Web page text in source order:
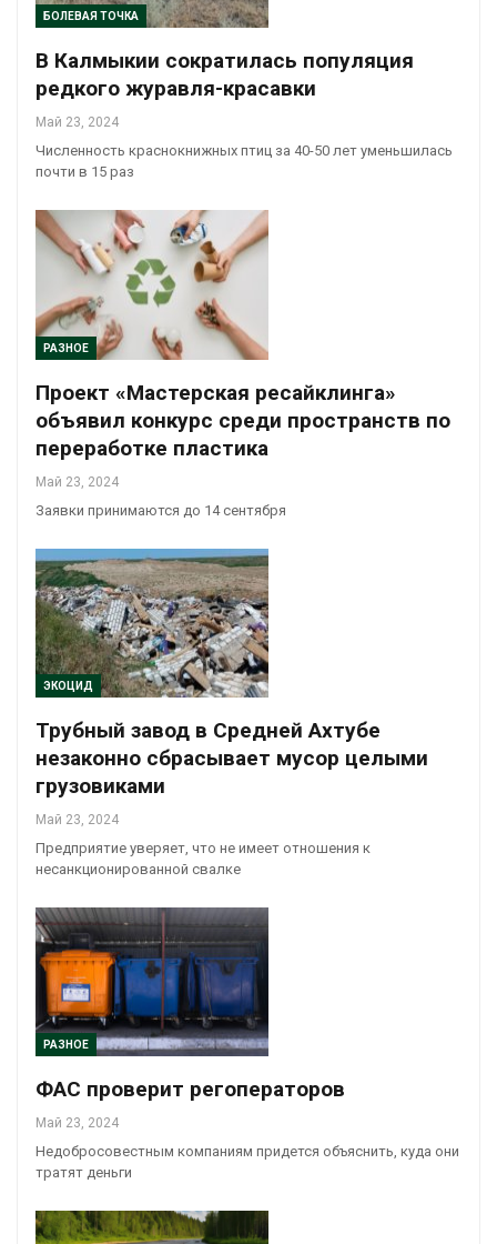
БОЛЕВАЯ ТОЧКА
В Калмыкии сократилась популяция
редкого журавля-красавки
Май 23, 2024
Численность краснокнижных птиц за 40-50 лет уменьшилась
почти в 15 раз
РАЗНОЕ
Проект «Мастерская ресайклинга»
объявил конкурс среди пространств по
переработке пластика
Май 23, 2024
Заявки принимаются до 14 сентября
ЭКОЦИД
Трубный завод в Средней Ахтубе
незаконно сбрасывает мусор целыми
грузовиками
Май 23, 2024
Предприятие уверяет, что не имеет отношения к
несанкционированной свалке
РАЗНОЕ
ФАС проверит регоператоров
Май 23, 2024
Недобросовестным компаниям придется объяснить, куда они
тратят деньги